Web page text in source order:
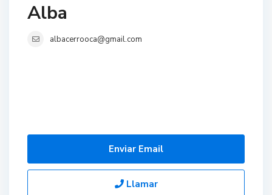
Alba
albacerrooca@gmail.com
Enviar Email
Llamar